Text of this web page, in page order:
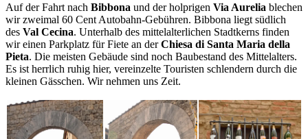
Auf der Fahrt nach Bibbona und der holprigen Via Aurelia blechen
wir zweimal 60 Cent Autobahn-Gebühren. Bibbona liegt südlich
des Val Cecina. Unterhalb des mittelalterlichen Stadtkerns finden
wir einen Parkplatz für Fiete an derChiesa di Santa Maria della
Pieta. Die meisten Gebäude sind noch Baubestand des Mittelalters.
Es ist herrlich ruhig hier, vereinzelte Touristen schlendern durch die
kleinen Gässchen. Wir nehmen uns Zeit.